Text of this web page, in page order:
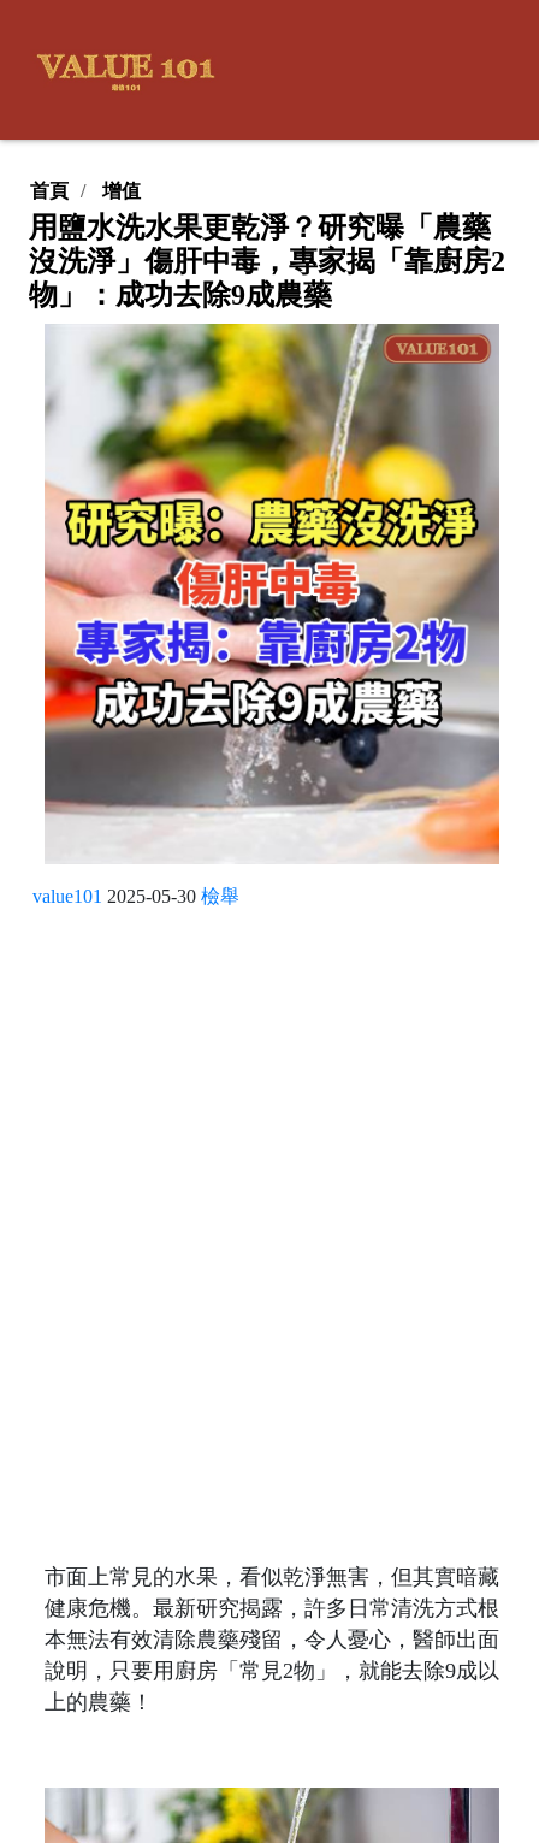
首頁 增值
用鹽水洗水果更乾淨？研究曝「農藥
沒洗淨」傷肝中毒，專家揭「靠廚房2
物」：成功去除9成農藥
value101 2025-05-30 檢舉
市面上常見的水果，看似乾淨無害，但其實暗藏
健康危機。最新研究揭露，許多日常清洗方式根
本無法有效清除農藥殘留，令人憂心，醫師出面
說明，只要用廚房「常見2物」，就能去除9成以
上的農藥！